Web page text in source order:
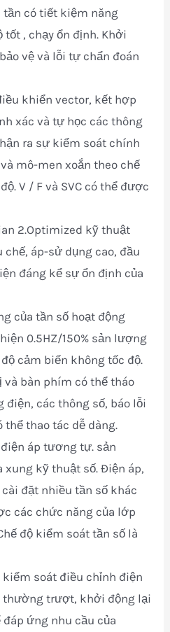
tần có tiết kiệm năng
, chạy ổn định. Khởi
vệ và lỗi tự chẩn đoán
khiển vector, kết hợp
xác và tự học các thông
ra sự kiểm soát chính
mô-men xoắn theo chế
V / F và SVC có thể được
2.Optimized kỹ thuật
chế, áp-sử dụng cao, đầu
đáng kể sự ổn định của
của tần số hoạt động
0.5HZ/150% sản lượng
cảm biến không tốc độ.
và bàn phím có thể tháo
điện, các thông số, báo lỗi
thao tác dễ dàng.
áp tương tự. sản
kỹ thuật số. Điện áp,
cài đặt nhiều tần số khác
các chức năng của lớp
độ kiểm soát tần số là
kiểm soát điều chỉnh điện
thường trượt, khởi động lại
ứng nhu cầu của